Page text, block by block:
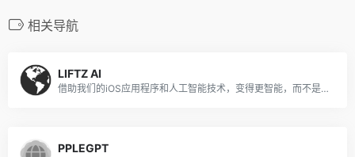
相关导航
LIFTZ AI
借助我们的iOS应用程序和人工智能技术，变得更智能，而不是更难
PPLEGPT